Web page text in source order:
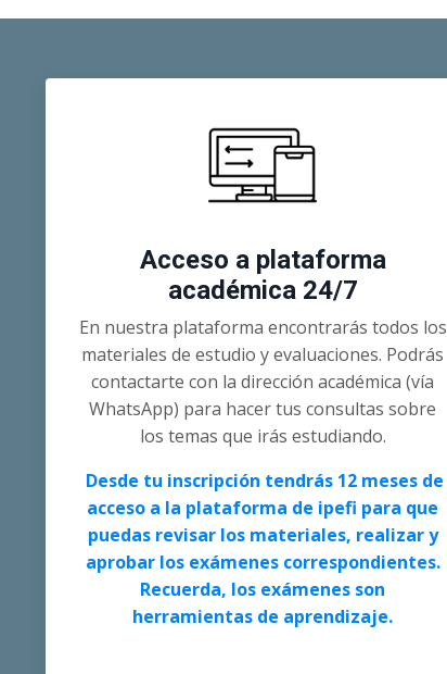
Acceso a plataforma
académica 24/7
En nuestra plataforma encontrarás todos los
materiales de estudio y evaluaciones. Podrás
contactarte con la dirección académica (vía
WhatsApp) para hacer tus consultas sobre
los temas que irás estudiando.
Desde tu inscripción tendrás 12 meses de
acceso a la plataforma de ipefi para que
puedas revisar los materiales, realizar y
aprobar los exámenes correspondientes.
Recuerda, los exámenes son
herramientas de aprendizaje.